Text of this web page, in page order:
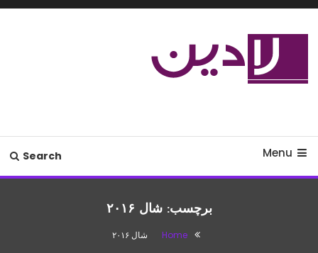
Skip
Menu
Search
برچسب:شال ۲۰۱۶
Home شال ۲۰۱۶